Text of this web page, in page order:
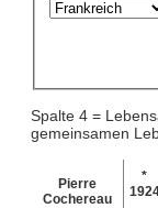
Spalte 4 =
gemeinsamen
Pierre
Cochereau
*